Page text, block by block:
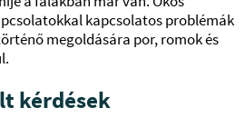
kapcsolatos problémák
megoldására por, romok és
kérdések